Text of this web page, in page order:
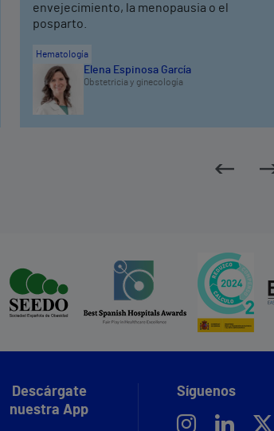
envejecimiento, la menopausia o el
posparto.
Hematología
Elena Espinosa García
Obstetricia y ginecología
Descárgate
nuestra App
Síguenos